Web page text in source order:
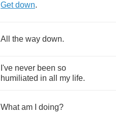
Get down.
All the way down.
I've never been so
humiliated in all my life.
What am doing?